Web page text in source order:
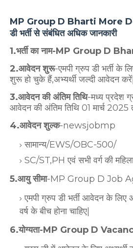
MP Group D Bharti More
डी भर्ती से संबंधित अधिक जानकारी
1.भर्ती का नाम-MP Group D
2.आवेदन शुरू-एमपी ग्रुप डी भर्ती के
शुरू हो चुके हैं,अभ्यर्थी जल्दी आवेदन करें|
3.आवेदन की अंतिम तिथि-मध्य प्रदेश
आवेदन की अंतिम तिथि 01 मार्च 2025
4.आवेदन शुल्क-newsjobmp
सामान्य/EWS/OBC-500/
SC/ST,PH एवं सभी वर्ग की
5.आयु सीमा-MP Group D Job
एमपी ग्रुप डी भर्ती आवेदन के लिए
वर्ष के बीच होना चाहिए|
6.योग्यता-MP Group D